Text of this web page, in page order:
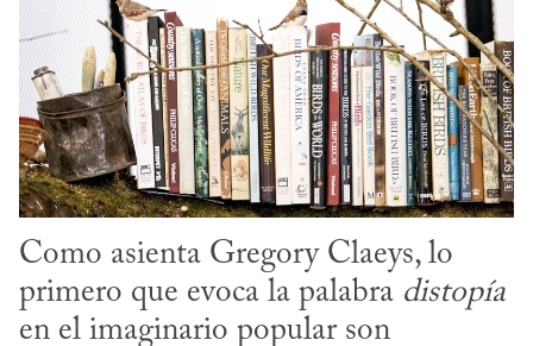
Como asienta Gregory Claeys, lo
primero que evoca la palabra distopía
en el imaginario popular son